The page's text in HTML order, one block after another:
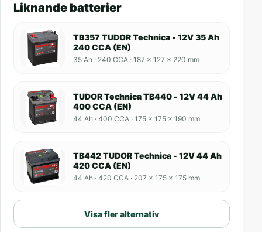
Liknande batterier
TB357 TUDOR Technica - 12V 35 Ah
240 CCA (EN)
35 Ah · 240 CCA · 187 x 127 x 220 mm
TUDOR Technica TB440 - 12V 44 Ah
400 CCA (EN)
44 Ah · 400 CCA · 175 x 175 x 190 mm
TB442 TUDOR Technica - 12V 44 Ah
420 CCA (EN)
44 Ah · 420 CCA · 207 x 175 x 175 mm
Visa fler alternativ